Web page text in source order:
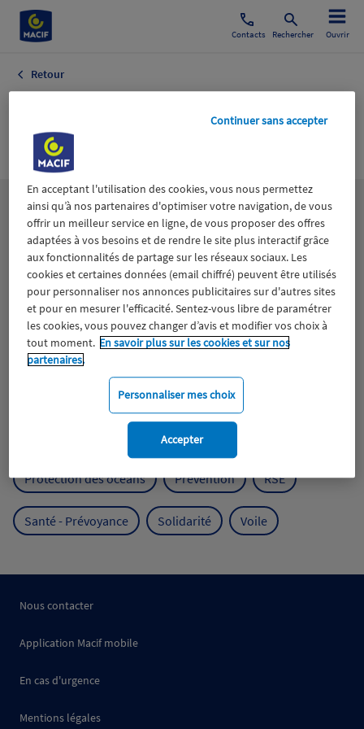
Contacts Rechercher Ouvrir
Retour
Culturel
Lesthématiques
Aidants Catastrophes naturelles Climat
Engagement Epargne ESS
Expérience clients Fondation Macif Jeunesse
Mutualisme
Protection de l'environnement
Protection des océans Prévention RSE
Santé - Prévoyance Solidarité Voile
Nous contacter
Application Macif mobile
En cas d'urgence
Mentions légales
En acceptant l'utilisation des cookies, vous nous permettez
ainsi qu’à nos partenaires d'optimiser votre navigation, de vous
offrir un meilleur service en ligne, de vous proposer des offres
adaptées à vos besoins et de rendre le site plus interactif grâce
aux fonctionnalités de partage sur les réseaux sociaux. Les
cookies et certaines données (email chiffré) peuvent être utilisés
pour personnaliser nos annonces publicitaires sur d'autres sites
et pour en mesurer l'efficacité. Sentez-vous libre de paramétrer
les cookies, vous pouvez changer d’avis et modifier vos choix à
tout moment. En savoir plus sur les cookies et sur nos
partenaires.
Personnaliser mes choix
Continuer sans accepter
Accepter